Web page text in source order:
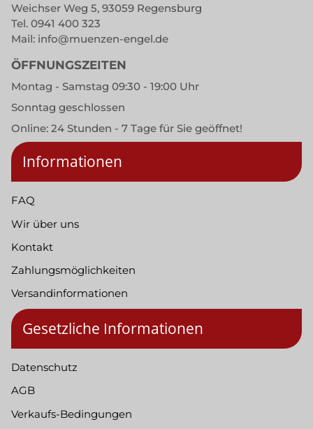
Weichser Weg 5, 93059 Regensburg
Tel. 0941 400 323
Mail: info@muenzen-engel.de
ÖFFNUNGSZEITEN
Montag - Samstag 09:30 - 19:00 Uhr
Sonntag geschlossen
Online: 24 Stunden - 7 Tage für Sie geöffnet!
Informationen
FAQ
Wir über uns
Kontakt
Zahlungsmöglichkeiten
Versandinformationen
Gesetzliche Informationen
Datenschutz
AGB
Verkaufs-Bedingungen